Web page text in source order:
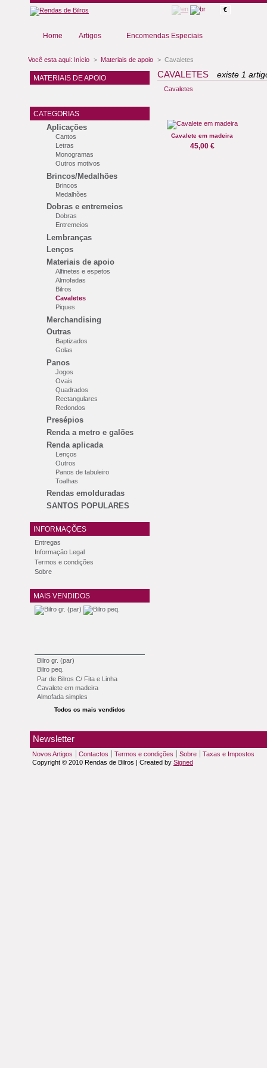
€
Home Artigos Encomendas Especiais
MATERIAIS DE APOIO
CATEGORIAS
Aplicações
Cantos
Letras
Monogramas
Outros motivos
Brincos/Medalhões
Brincos
Medalhões
Dobras e entremeios
Dobras
Entremeios
Lembranças
Lenços
Materiais de apoio
Alfinetes e espetos
Almofadas
Bilros
Cavaletes
Piques
Merchandising
Outras
Baptizados
Golas
Panos
Jogos
Ovais
Quadrados
Rectangulares
Redondos
Presépios
Renda a metro e galões
Renda aplicada
Lenços
Outros
Panos de tabuleiro
Toalhas
Rendas emolduradas
SANTOS POPULARES
INFORMAÇÕES
Entregas
Informação Legal
Termos e condições
Sobre
MAIS VENDIDOS
Bilro gr. (par)
Bilro peq.
Par de Bilros C/ Fita e Linha
Cavalete em madeira
Almofada simples
Todos os mais vendidos
Você esta aqui: Início > Materiais de apoio > Cavaletes
CAVALETES existe 1
Cavaletes
Cavalete em madeira
45,00 €
Newsletter
Novos Artigos Contactos Termos e condições Sobre
Taxas e Impostos
Copyright © 2010 Rendas de Bilros | Created by Signed